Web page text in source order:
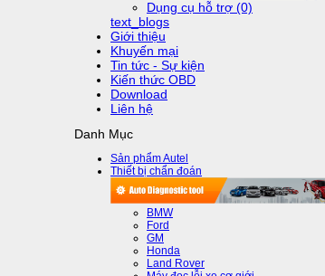
Dụng cụ hỗ trợ (0)
text_blogs
Giới thiệu
Khuyến mại
Tin tức - Sự kiện
Kiến thức OBD
Download
Liên hệ
Danh Mục
Sản phẩm Autel
Thiết bị chẩn đoán
BMW
Ford
GM
Honda
Land Rover